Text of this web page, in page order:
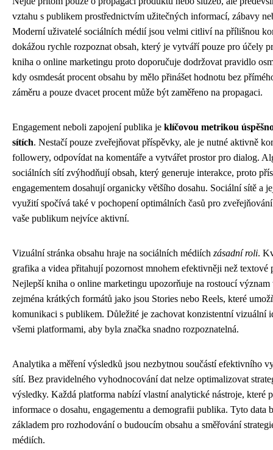
vztahu s publikem prostřednictvím užitečných informací, zábavy
Moderní uživatelé sociálních médií jsou velmi citliví na přílišnou
dokážou rychle rozpoznat obsah, který je vytváří pouze pro účely
kniha o online marketingu proto doporučuje dodržovat pravidlo
kdy osmdesát procent obsahu by mělo přinášet hodnotu bez
záměru a pouze dvacet procent může být zaměřeno na propagaci.
Engagement neboli zapojení publika je klíčovou metrikou
sítích. Nestačí pouze zveřejňovat příspěvky, ale je nutné aktivně
followery, odpovídat na komentáře a vytvářet prostor pro dialog.
sociálních sítí zvýhodňují obsah, který generuje interakce, proto
engagementem dosahují organicky většího dosahu. Sociální sítě a
využití spočívá také v pochopení optimálních časů pro
vaše publikum nejvíce aktivní.
Vizuální stránka obsahu hraje na sociálních médiích zásadní roli.
grafika a videa přitahují pozornost mnohem efektivněji než textové
Nejlepší kniha o online marketingu upozorňuje na rostoucí význam
zejména krátkých formátů jako jsou Stories nebo Reels, které
komunikaci s publikem. Důležité je zachovat konzistentní vizuální
všemi platformami, aby byla značka snadno rozpoznatelná.
Analytika a měření výsledků jsou nezbytnou součástí efektivního
sítí. Bez pravidelného vyhodnocování dat nelze optimalizovat
výsledky. Každá platforma nabízí vlastní analytické nástroje, které
informace o dosahu, engagementu a demografii publika. Tyto data
základem pro rozhodování o budoucím obsahu a směřování
médiích.